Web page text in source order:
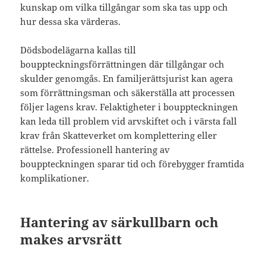
kunskap om vilka tillgångar som ska tas upp och
hur dessa ska värderas.
Dödsbodelägarna kallas till
bouppteckningsförrättningen där tillgångar och
skulder genomgås. En familjerättsjurist kan agera
som förrättningsman och säkerställa att processen
följer lagens krav. Felaktigheter i bouppteckningen
kan leda till problem vid arvskiftet och i värsta fall
krav från Skatteverket om komplettering eller
rättelse. Professionell hantering av
bouppteckningen sparar tid och förebygger framtida
komplikationer.
Hantering av särkullbarn och
makes arvsrätt